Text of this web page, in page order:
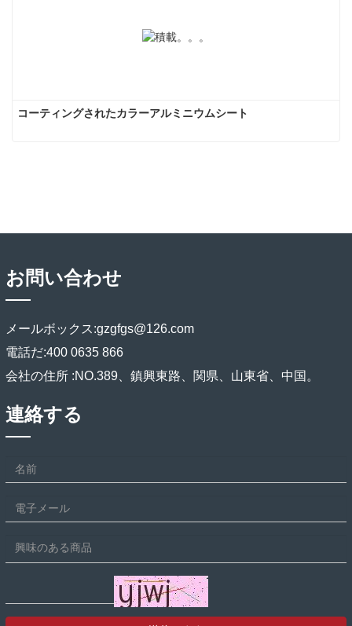
コーティングされたカラーアルミニウムシート
お問い合わせ
メールボックス:gzgfgs@126.com
電話だ:400 0635 866
会社の住所 :NO.389、鎮興東路、関県、山東省、中国。
連絡する